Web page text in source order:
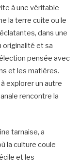
à une véritable
la terre cuite ou le
dans une
originalité et sa
pensée avec
et les matières.
explorer un autre
rencontre la
tarnaise, a
la culture coule
et les